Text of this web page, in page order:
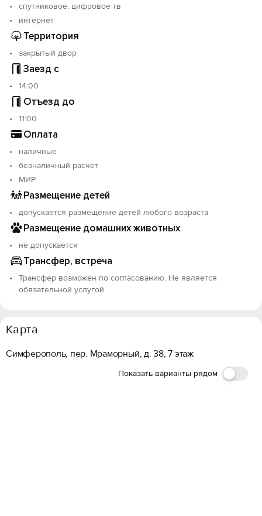
спутниковое, цифровое тв
интернет
Территория
закрытый двор
Заезд с
14:00
Отъезд до
11:00
Оплата
наличные
безналичный расчет
МИР
Размещение детей
допускается размещение детей любого возраста
Размещение домашних животных
не допускается
Трансфер, встреча
Трансфер возможен по согласованию. Не является
обязательной услугой
Карта
Симферополь, пер. Мраморный, д. 38, 7 этаж
Показать варианты рядом